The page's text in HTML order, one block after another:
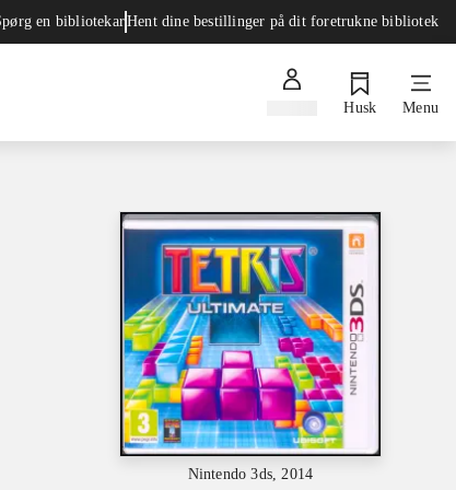
en bibliotekarHent dine bestillinger på dit foretrukne bibliotek
Husk Menu
Nintendo 3ds, 2014